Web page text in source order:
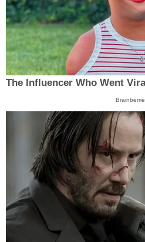
The Influencer Who Went